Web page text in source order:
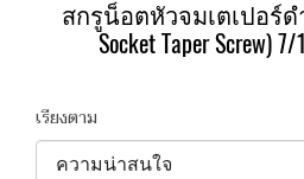
สกรูน็อตหัวจมเตเปอร์ดำ
Socket Taper Screw)
เรียงตาม